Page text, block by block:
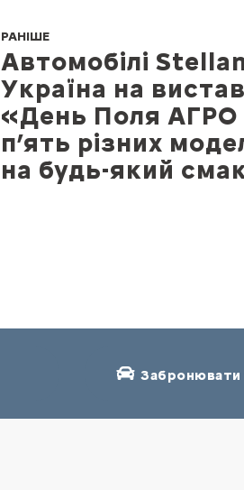
РАНІШЕ
Автомобілі
Україна на
«День Поля АГРО
п’ять різних
на будь-який
Забронювати